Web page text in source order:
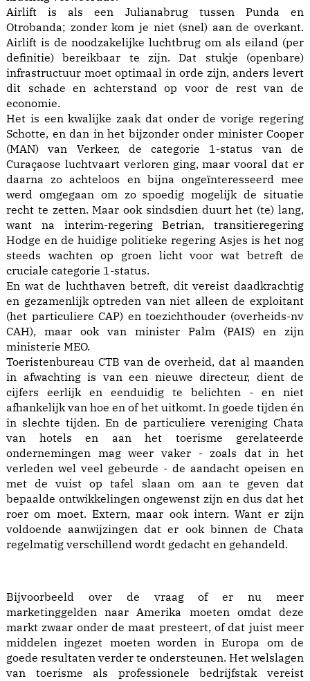
Airlift is als een Julianabrug tussen Punda en
Otrobanda; zonder kom je niet (snel) aan de overkant.
Airlift is de noodzakelijke luchtbrug om als eiland (per
definitie) bereikbaar te zijn. Dat stukje (openbare)
infrastructuur moet optimaal in orde zijn, anders levert
dit schade en achterstand op voor de rest van de
economie.
Het is een kwalijke zaak dat onder de vorige regering
Schotte, en dan in het bijzonder onder minister Cooper
(MAN) van Verkeer, de categorie 1-status van de
Curaçaose luchtvaart verloren ging, maar vooral dat er
daarna zo achteloos en bijna ongeïnteresseerd mee
werd omgegaan om zo spoedig mogelijk de situatie
recht te zetten. Maar ook sindsdien duurt het (te) lang,
want na interim-regering Betrian, transitieregering
Hodge en de huidige politieke regering Asjes is het nog
steeds wachten op groen licht voor wat betreft de
cruciale categorie 1-status.
En wat de luchthaven betreft, dit vereist daadkrachtig
en gezamenlijk optreden van niet alleen de exploitant
(het particuliere CAP) en toezichthouder (overheids-nv
CAH), maar ook van minister Palm (PAIS) en zijn
ministerie MEO.
Toeristenbureau CTB van de overheid, dat al maanden
in afwachting is van een nieuwe directeur, dient de
cijfers eerlijk en eenduidig te belichten - en niet
afhankelijk van hoe en of het uitkomt. In goede tijden én
in slechte tijden. En de particuliere vereniging Chata
van hotels en aan het toerisme gerelateerde
ondernemingen mag weer vaker - zoals dat in het
verleden wel veel gebeurde - de aandacht opeisen en
met de vuist op tafel slaan om aan te geven dat
bepaalde ontwikkelingen ongewenst zijn en dus dat het
roer om moet. Extern, maar ook intern. Want er zijn
voldoende aanwijzingen dat er ook binnen de Chata
regelmatig verschillend wordt gedacht en gehandeld.
Bijvoorbeeld over de vraag of er nu meer
marketinggelden naar Amerika moeten omdat deze
markt zwaar onder de maat presteert, of dat juist meer
middelen ingezet moeten worden in Europa om de
goede resultaten verder te ondersteunen. Het welslagen
van toerisme als professionele bedrijfstak vereist